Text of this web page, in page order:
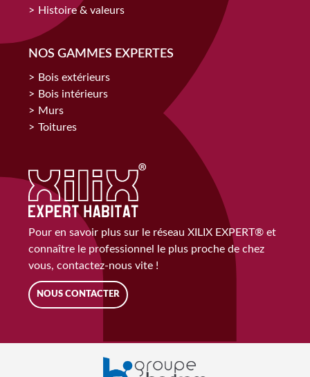
Histoire & valeurs
NOS GAMMES EXPERTES
Bois extérieurs
Bois intérieurs
Murs
Toitures
Pour en savoir plus sur le réseau XILIX EXPERT® et
connaître le professionnel le plus proche de chez
vous, contactez-nous vite !
NOUS CONTACTER